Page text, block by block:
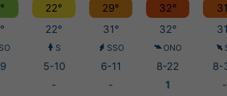
22° 29° 32°
22° 31° 32°
S SSO ONO
5-10 6-11 8-22 8-
- - 1 -